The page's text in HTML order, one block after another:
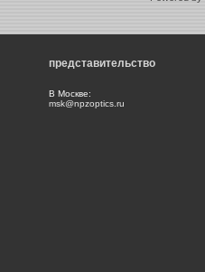
представительство
В Москве:
msk@npzoptics.ru